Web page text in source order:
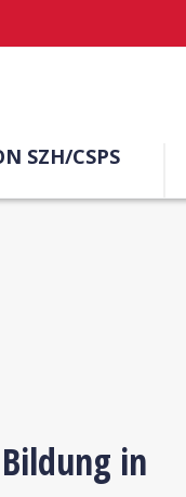
SZH/CSPS
in